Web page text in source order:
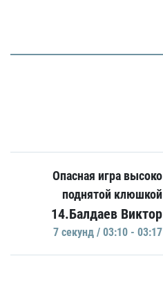
Опасная игра высоко
поднятой клюшкой
14.Балдаев Виктор
7 секунд / 03:10 - 03:17